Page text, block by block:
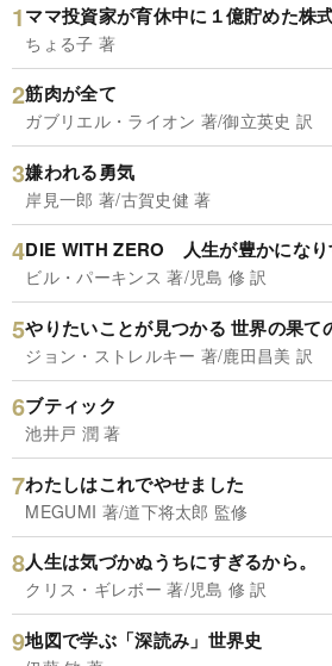
ママ投資家が育休中に１億貯めた株
ちょる子 著
筋肉が全て
ガブリエル・ライオン 著/御立英史 訳
嫌われる勇気
岸見一郎 著/古賀史健 著
DIE WITH ZERO 人生が豊かにな
ビル・パーキンス 著/児島 修 訳
やりたいことが見つかる 世界の果て
ジョン・ストレルキー 著/鹿田昌美 訳
ブティック
池井戸 潤 著
わたしはこれでやせました
MEGUMI 著/道下将太郎 監修
人生は気づかぬうちにすぎるから。
クリス・ギレボー 著/児島 修 訳
地図で学ぶ「深読み」世界史